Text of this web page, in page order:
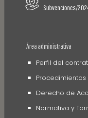
Subvenciones/
Área administrativa
Perfil del
Derecho de
Normativa y